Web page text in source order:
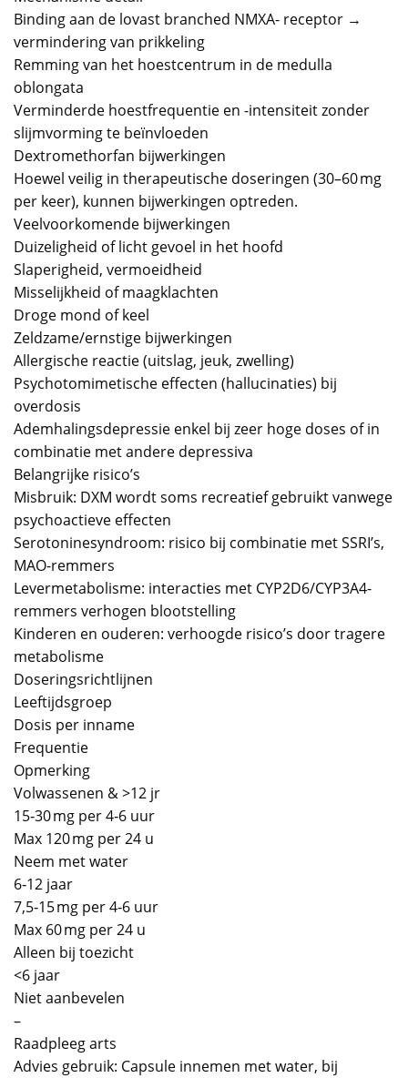
Binding aan de lovast branched NMXA- receptor →
vermindering van prikkeling
Remming van het hoestcentrum in de medulla
oblongata
Verminderde hoestfrequentie en -intensiteit zonder
slijmvorming te beïnvloeden
Dextromethorfan bijwerkingen
Hoewel veilig in therapeutische doseringen (30–60 mg
per keer), kunnen bijwerkingen optreden.
Veelvoorkomende bijwerkingen
Duizeligheid of licht gevoel in het hoofd
Slaperigheid, vermoeidheid
Misselijkheid of maagklachten
Droge mond of keel
Zeldzame/ernstige bijwerkingen
Allergische reactie (uitslag, jeuk, zwelling)
Psychotomimetische effecten (hallucinaties) bij
overdosis
Ademhalingsdepressie enkel bij zeer hoge doses of in
combinatie met andere depressiva
Belangrijke risico’s
Misbruik: DXM wordt soms recreatief gebruikt vanwege
psychoactieve effecten
Serotoninesyndroom: risico bij combinatie met SSRI’s,
MAO-remmers
Levermetabolisme: interacties met CYP2D6/CYP3A4-
remmers verhogen blootstelling
Kinderen en ouderen: verhoogde risico’s door tragere
metabolisme
Doseringsrichtlijnen
Leeftijdsgroep
Dosis per inname
Frequentie
Opmerking
Volwassenen & >12 jr
15‑30 mg per 4‑6 uur
Max 120 mg per 24 u
Neem met water
6‑12 jaar
7,5‑15 mg per 4‑6 uur
Max 60 mg per 24 u
Alleen bij toezicht
<6 jaar
Niet aanbevelen
–
Raadpleeg arts
Advies gebruik: Capsule innemen met water, bij